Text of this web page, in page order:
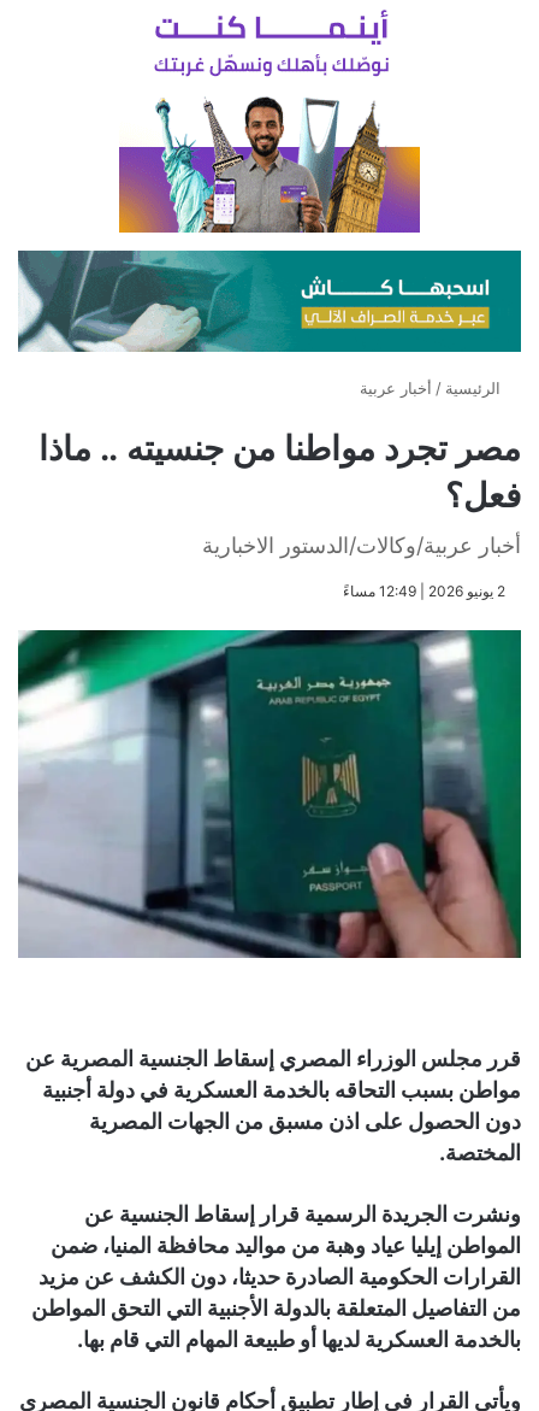
الرئيسية / أخبار عربية
مصر تجرد مواطنا من جنسيته .. ماذا
فعل؟
أخبار عربية/وكالات/الدستور الاخبارية
​2 يونيو 2026 | 12:49 مساءً
قرر مجلس الوزراء المصري إسقاط الجنسية المصرية عن
مواطن بسبب التحاقه بالخدمة العسكرية في دولة أجنبية
دون الحصول على اذن مسبق من الجهات المصرية
المختصة.
ونشرت الجريدة الرسمية قرار إسقاط الجنسية عن
المواطن إيليا عياد وهبة من مواليد محافظة المنيا، ضمن
القرارات الحكومية الصادرة حديثا، دون الكشف عن مزيد
من التفاصيل المتعلقة بالدولة الأجنبية التي التحق المواطن
بالخدمة العسكرية لديها أو طبيعة المهام التي قام بها.
ويأتي القرار في إطار تطبيق أحكام قانون الجنسية المصري